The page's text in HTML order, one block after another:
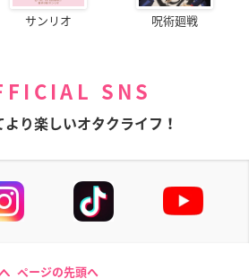
サンリオ 呪術廻戦
SNS
より楽しいオタクライフ！
ページの先頭へ